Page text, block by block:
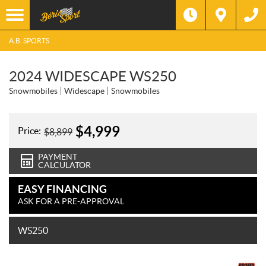
A.B. SPORTS
2024 WIDESCAPE WS250
Snowmobiles Widescape Snowmobiles
Price: $8,899 $4,999
PAYMENT
CALCULATOR
EASY FINANCING
ASK FOR A PRE-APPROVAL
WS250